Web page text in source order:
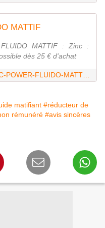
MATTIF
MATTIF : Zinc :
dès 25 € d'achat
matifiant #réducteur de
rémunéré #avis sincères